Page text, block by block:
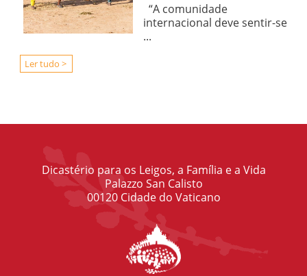
“A comunidade
internacional deve sentir-se
...
Ler tudo >
Dicastério para os Leigos, a Família e a Vida
Palazzo San Calisto
00120 Cidade do Vaticano